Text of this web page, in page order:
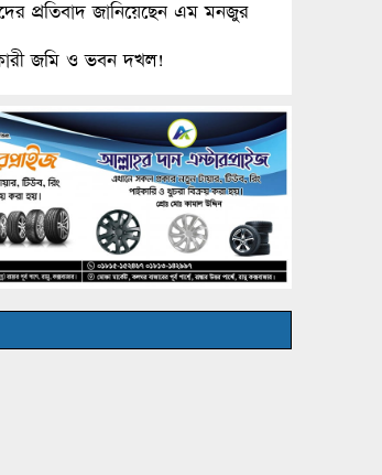
প্রতিবাদ জানিয়েছেন এম মনজুর
জমি ও ভবন দখল!